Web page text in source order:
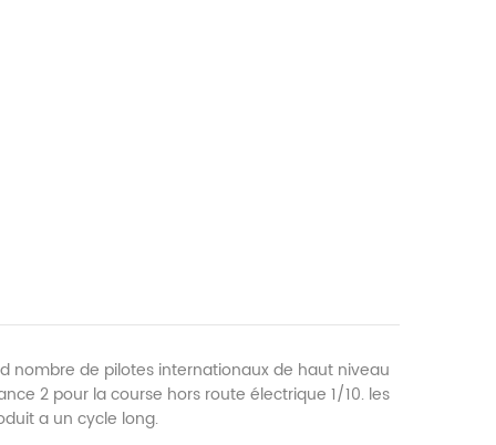
nombre de pilotes internationaux de haut niveau
2 pour la course hors route électrique 1/10. les
a un cycle long.